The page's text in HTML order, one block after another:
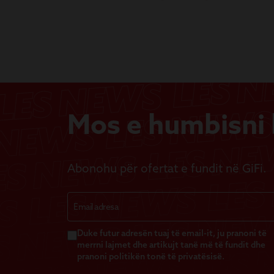
Mos e
Abonohu për ofertat e fundit në GiFi.
Duke futur adresën tuaj të email-it, ju pranoni të
merrni lajmet dhe artikujt tanë më të fundit dhe
pranoni politikën tonë të privatësisë.